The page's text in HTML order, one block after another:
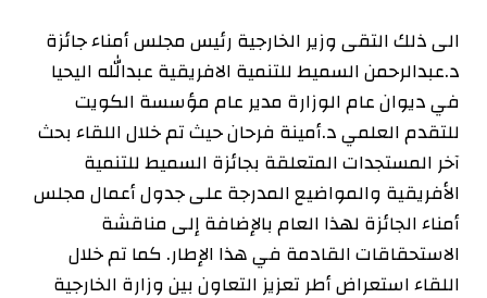
الى ذلك التقى وزير الخارجية رئيس مجلس أمناء جائزة
د.عبدالرحمن السميط للتنمية الافريقية عبدالله اليحيا
في ديوان عام الوزارة مدير عام مؤسسة الكويت
للتقدم العلمي د.أمينة فرحان حيث تم خلال اللقاء بحث
آخر المستجدات المتعلقة بجائزة السميط للتنمية
الأفريقية والمواضيع المدرجة على جدول أعمال مجلس
أمناء الجائزة لهذا العام بالإضافة إلى مناقشة
الاستحقاقات القادمة في هذا الإطار. كما تم خلال
اللقاء استعراض أطر تعزيز التعاون بين وزارة الخارجية